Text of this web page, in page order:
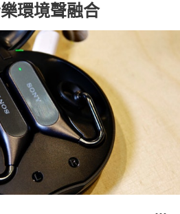
環境聲融合